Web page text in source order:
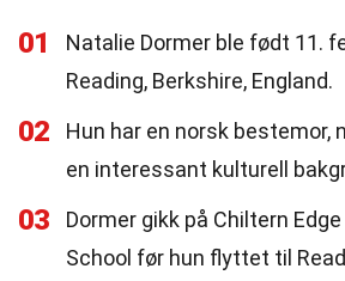
01
Natalie Dormer ble født 11.
Reading, Berkshire, England.
02
Hun har en norsk bestemor,
en interessant kulturell
03
Dormer gikk på Chiltern
School før hun flyttet til